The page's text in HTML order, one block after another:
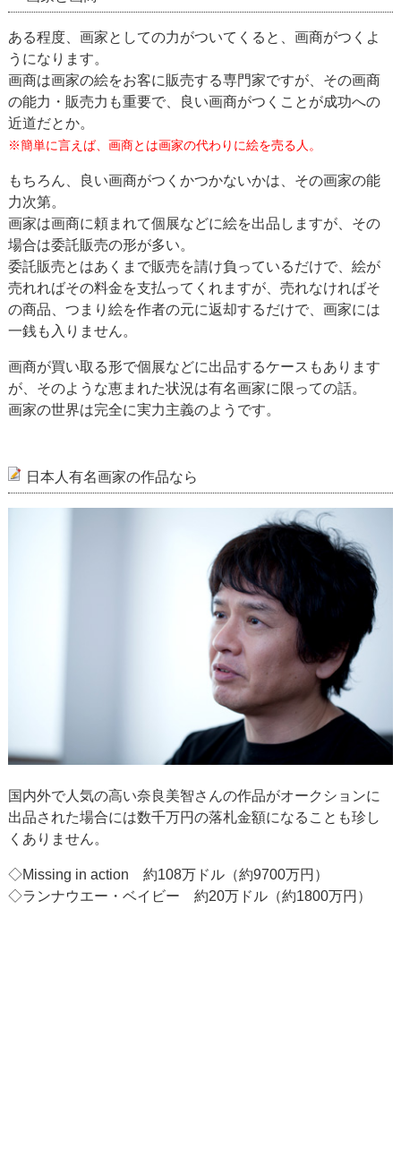
ある程度、画家としての力がついてくると、画商がつくよ
うになります。
画商は画家の絵をお客に販売する専門家ですが、その画商
の能力・販売力も重要で、良い画商がつくことが成功への
近道だとか。
※簡単に言えば、画商とは画家の代わりに絵を売る人。
もちろん、良い画商がつくかつかないかは、その画家の能
力次第。
画家は画商に頼まれて個展などに絵を出品しますが、その
場合は委託販売の形が多い。
委託販売とはあくまで販売を請け負っているだけで、絵が
売れればその料金を支払ってくれますが、売れなければそ
の商品、つまり絵を作者の元に返却するだけで、画家には
一銭も入りません。
画商が買い取る形で個展などに出品するケースもあります
が、そのような恵まれた状況は有名画家に限っての話。
画家の世界は完全に実力主義のようです。
日本人有名画家の作品なら
国内外で人気の高い奈良美智さんの作品がオークションに
出品された場合には数千万円の落札金額になることも珍し
くありません。
◇Missing in action 約108万ドル（約9700万円）
◇ランナウエー・ベイビー 約20万ドル（約1800万円）